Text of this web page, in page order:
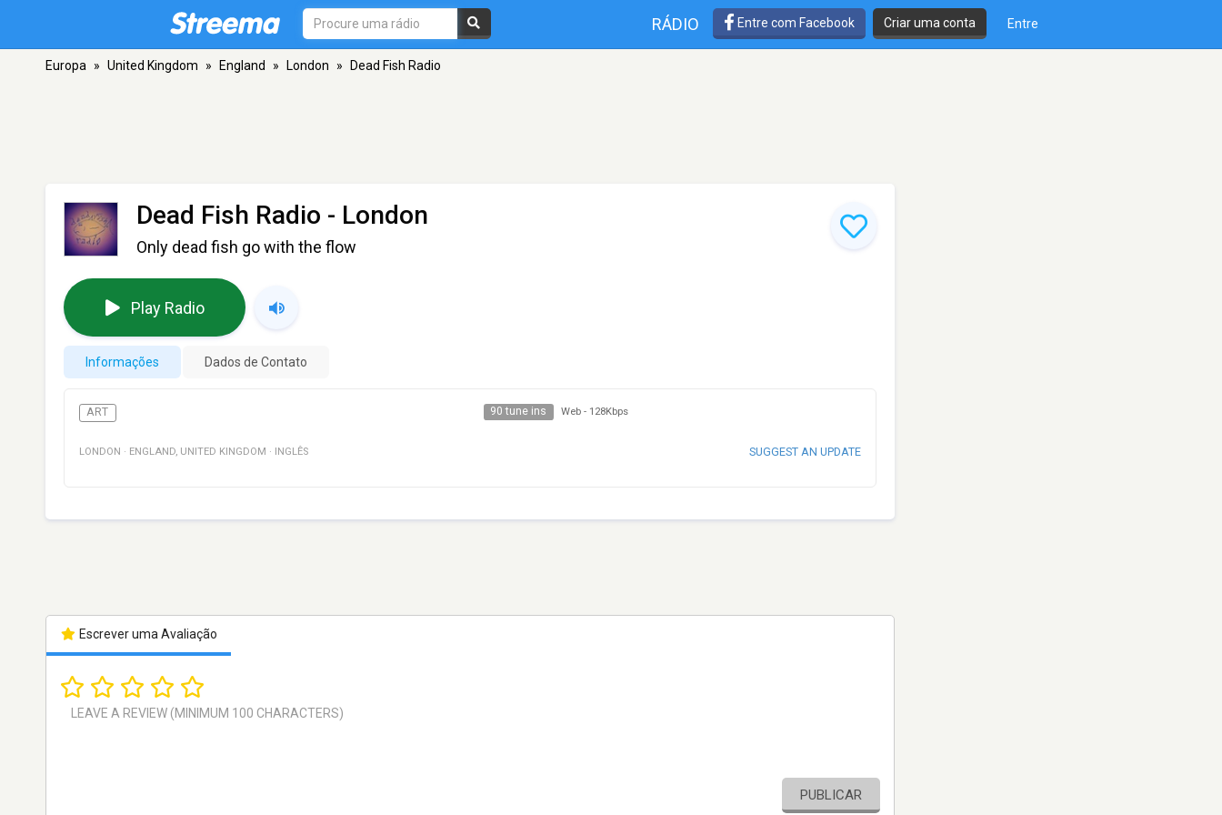
RÁDIO Entre com Facebook Criar uma conta Entre
Europa » United Kingdom » England » London » Dead Fish Radio
Dead Fish Radio - London
Only dead fish go with the flow
Play Radio
Informações Dados de Contato
ART 90 tune ins Web - 128Kbps
LONDON · ENGLAND, UNITED KINGDOM · INGLÊS SUGGEST AN UPDATE
Escrever uma Avaliação
PUBLICAR